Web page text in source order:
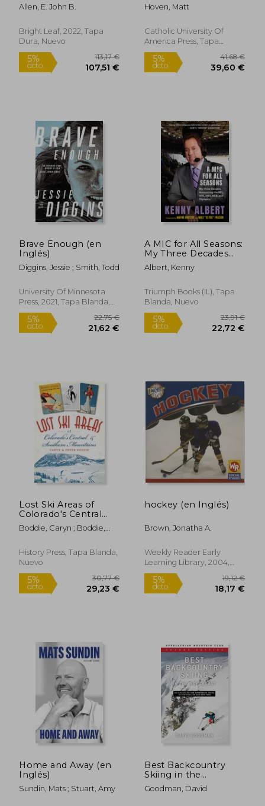
5%
dcto.
5%
dcto.
Allen, E. John B.
Bright Leaf, 2022, Tapa
Dura, Nuevo
Game (en Inglés)
Hoven, Matt
Catholic University Of
America Press, Tapa
Blanda, Nuevo
5%
dcto.
Brave Enough (en
Inglés)
Diggins, Jessie ; Smith, Todd
University Of Minnesota
Press, 2021, Tapa Blanda,
Nuevo
A MIC for All Seasons:
My Three Decades
Announcing the Nfl,
Nhl, Nba, Mlb, and
Albert, Kenny
Triumph Books (IL), Tapa
Blanda, Nuevo
Lost Ski Areas of
Colorado's Central
and Southern
Mountains (en Inglés)
Boddie, Caryn ; Boddie,
History Press, Tapa Blanda,
Nuevo
hockey (en Inglés)
Brown, Jonatha A.
Weekly Reader Early
Learning Library, 2004,
Nuevo
Home and Away (en
Inglés)
Sundin, Mats ; Stuart, Amy
Best Backcountry
Skiing in the
Northeast: 50 Classic
ski Tours in new
Goodman, David